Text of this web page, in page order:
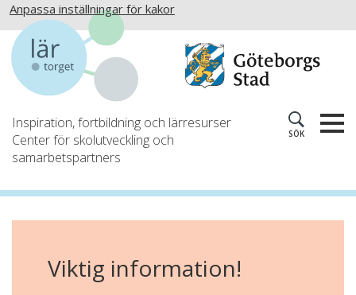
Anpassa inställningar för kakor
Inspiration, fortbildning och lärresurser
Center för skolutveckling och
samarbetspartners
SÖK
Viktig information!